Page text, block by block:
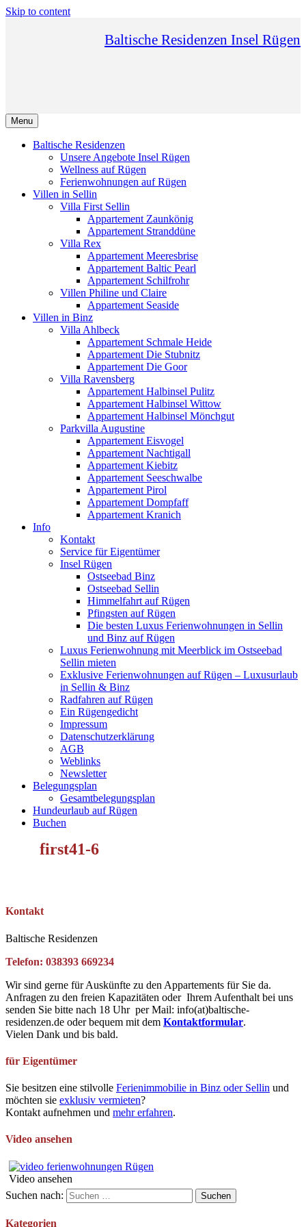
Skip to content
Baltische Residenzen Insel Rügen
Menu
Baltische Residenzen
Unsere Angebote Insel Rügen
Wellness auf Rügen
Ferienwohnungen auf Rügen
Villen in Sellin
Villa First Sellin
Appartement Zaunkönig
Appartement Stranddüne
Villa Rex
Appartement Meeresbrise
Appartement Baltic Pearl
Appartement Schilfrohr
Villen Philine und Claire
Appartement Seaside
Villen in Binz
Villa Ahlbeck
Appartement Schmale Heide
Appartement Die Stubnitz
Appartement Die Goor
Villa Ravensberg
Appartement Halbinsel Pulitz
Appartement Halbinsel Wittow
Appartement Halbinsel Mönchgut
Parkvilla Augustine
Appartement Eisvogel
Appartement Nachtigall
Appartement Kiebitz
Appartement Seeschwalbe
Appartement Pirol
Appartement Dompfaff
Appartement Kranich
Info
Kontakt
Service für Eigentümer
Insel Rügen
Ostseebad Binz
Ostseebad Sellin
Himmelfahrt auf Rügen
Pfingsten auf Rügen
Die besten Luxus Ferienwohnungen in Sellin
und Binz auf Rügen
Luxus Ferienwohnung mit Meerblick im Ostseebad
Sellin mieten
Exklusive Ferienwohnungen auf Rügen – Luxusurlaub
in Sellin & Binz
Radfahren auf Rügen
Ein Rügengedicht
Impressum
Datenschutzerklärung
AGB
Weblinks
Newsletter
Belegungsplan
Gesamtbelegungsplan
Hundeurlaub auf Rügen
Buchen
first41-6
Kontakt
Baltische Residenzen
Telefon: 038393 669234
Wir sind gerne für Auskünfte zu den Appartements für Sie da.
Anfragen zu den freien Kapazitäten oder Ihrem Aufenthalt bei uns
senden Sie bitte nach 18 Uhr per Mail: info(at)baltische-
residenzen.de oder bequem mit dem Kontaktformular.
Vielen Dank und bis bald.
für Eigentümer
Sie besitzen eine stilvolle Ferienimmobilie in Binz oder Sellin und
möchten sie exklusiv vermieten?
Kontakt aufnehmen und mehr erfahren.
Video ansehen
Video ansehen
Suchen nach:
Kategorien